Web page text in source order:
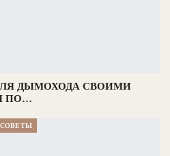
ДЫМОХОДА СВОИМИ
ПО…
СОВЕТЫ